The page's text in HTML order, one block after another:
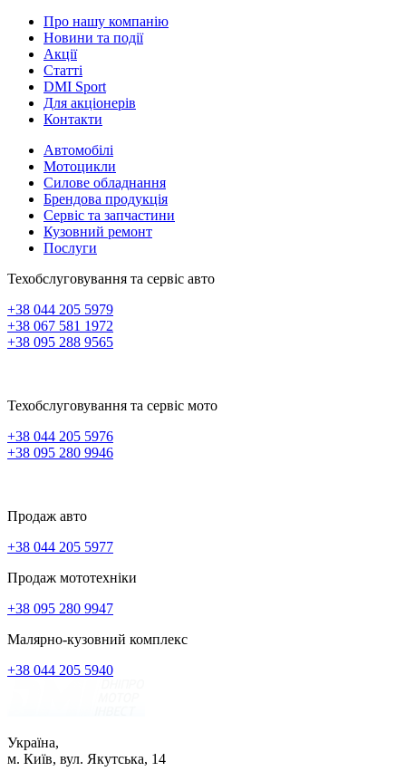
Про нашу компанію
Новини та події
Акції
Статті
DMI Sport
Для акціонерів
Контакти
Автомобілі
Мотоцикли
Силове обладнання
Брендова продукція
Сервіс та запчастини
Кузовний ремонт
Послуги
Техобслуговування та сервіс авто
+38 044 205 5979
+38 067 581 1972
+38 095 288 9565
Техобслуговування та сервіс мото
+38 044 205 5976
+38 095 280 9946
Продаж авто
+38 044 205 5977
Продаж мототехніки
+38 095 280 9947
Малярно-кузовний комплекс
+38 044 205 5940
Україна,
м. Київ, вул. Якутська, 14